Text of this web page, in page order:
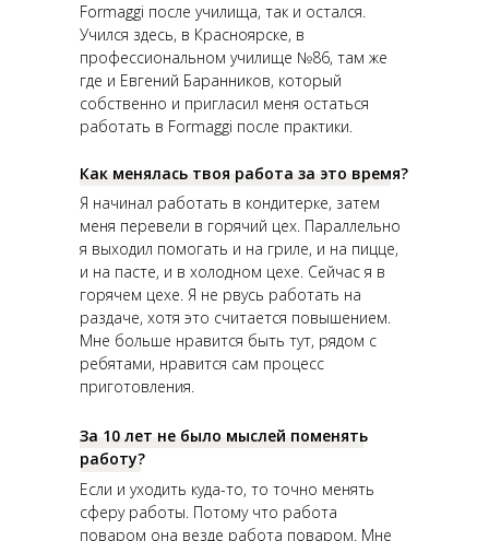
Как менялась твоя работа за это время?
Formaggi после училища, так и остался.
Учился здесь, в Красноярске, в
профессиональном училище №86, там же
где и Евгений Баранников, который
собственно и пригласил меня остаться
работать в Formaggi после практики.
За 10 лет не было мыслей поменять
работу?
Если и уходить куда-то, то точно менять
сферу работы. Потому что работа
поваром она везде работа поваром. Мне
Я начинал работать в кондитерке, затем
меня перевели в горячий цех. Параллельно
я выходил помогать и на гриле, и на пицце,
и на пасте, и в холодном цехе. Сейчас я в
горячем цехе. Я не рвусь работать на
раздаче, хотя это считается повышением.
Мне больше нравится быть тут, рядом с
ребятами, нравится сам процесс
приготовления.